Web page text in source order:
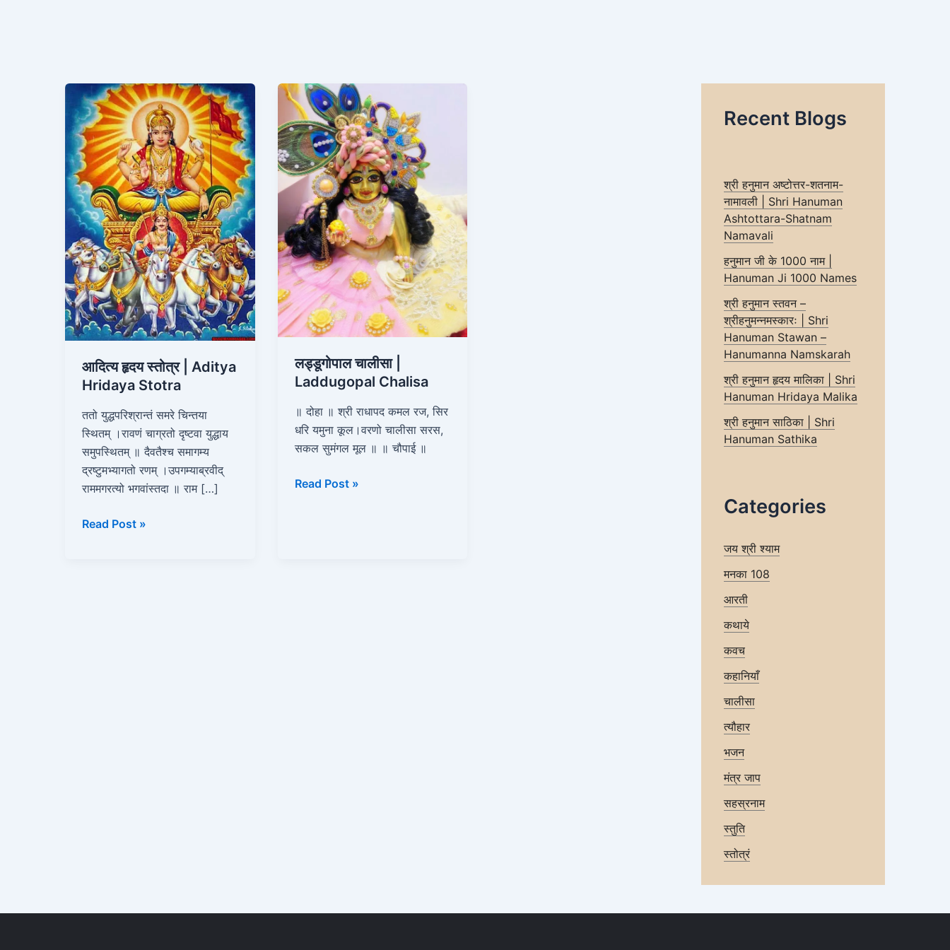
आदित्य हृदय स्तोत्र | Aditya
Hridaya Stotra
ततो युद्धपरिश्रान्तं समरे चिन्तया
स्थितम् ।रावणं चाग्रतो दृष्टवा युद्धाय
समुपस्थितम् ॥ दैवतैश्च समागम्य
द्रष्टुमभ्यागतो रणम् ।उपगम्याब्रवीद्
राममगरत्यो भगवांस्तदा ॥ राम […]
आदित्य
हृदय
स्तोत्र
|
Aditya
Hridaya
Stotra
Read Post »
लड्डूगोपाल चालीसा |
Laddugopal Chalisa
॥ दोहा ॥ श्री राधापद कमल रज, सिर
धरि यमुना कूल।वरणो चालीसा सरस,
सकल सुमंगल मूल ॥ ॥ चौपाई ॥
लड्डूगोपाल
चालीसा
|
Laddugopal
Chalisa
Read Post »
Recent Blogs
श्री हनुमान अष्टोत्तर-शतनाम-
नामावली | Shri Hanuman
Ashtottara-Shatnam
Namavali
हनुमान जी के 1000 नाम |
Hanuman Ji 1000 Names
श्री हनुमान स्तवन –
श्रीहनुमन्नमस्कारः | Shri
Hanuman Stawan –
Hanumanna Namskarah
श्री हनुमान हृदय मालिका | Shri
Hanuman Hridaya Malika
श्री हनुमान साठिका | Shri
Hanuman Sathika
Categories
जय श्री श्याम
मनका 108
आरती
कथाये
कवच
कहानियाँ
चालीसा
त्यौहार
भजन
मंत्र जाप
सहस्रनाम
स्तुति
स्तोत्रं